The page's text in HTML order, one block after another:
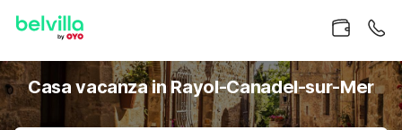
Casa vacanza in Rayol-Canadel-sur-Mer